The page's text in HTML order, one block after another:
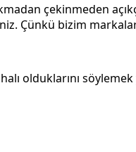
çekinmeden
Çünkü bizim
olduklarını